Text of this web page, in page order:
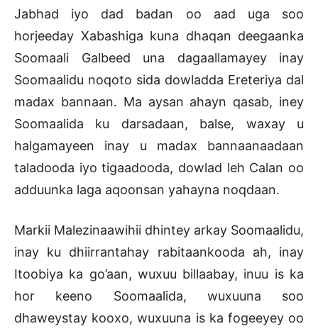
Jabhad iyo dad badan oo aad uga soo
horjeeday Xabashiga kuna dhaqan deegaanka
Soomaali Galbeed una dagaallamayey inay
Soomaalidu noqoto sida dowladda Ereteriya dal
madax bannaan. Ma aysan ahayn qasab, iney
Soomaalida ku darsadaan, balse, waxay u
halgamayeen inay u madax bannaanaadaan
taladooda iyo tigaadooda, dowlad leh Calan oo
adduunka laga aqoonsan yahayna noqdaan.
Markii Malezinaawihii dhintey arkay Soomaalidu,
inay ku dhiirrantahay rabitaankooda ah, inay
Itoobiya ka go’aan, wuxuu billaabay, inuu is ka
hor keeno Soomaalida, wuxuuna soo
dhaweystay kooxo, wuxuuna is ka fogeeyey oo